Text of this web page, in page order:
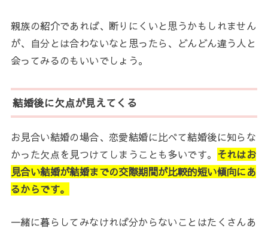
親族の紹介であれば、断りにくいと思うかもしれません
が、自分とは合わないなと思ったら、どんどん違う人と
会ってみるのもいいでしょう。
結婚後に欠点が見えてくる
お見合い結婚の場合、恋愛結婚に比べて結婚後に知らな
かった欠点を見つけてしまうことも多いです。 それはお
見合い結婚が結婚までの交際期間が比較的短い傾向にあ
るからです。
一緒に暮らしてみなければ分からないことはたくさんあ